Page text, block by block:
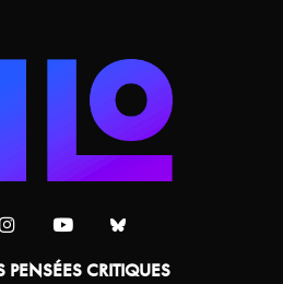
CRITIQUES